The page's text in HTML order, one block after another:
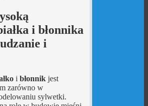
i błonnika
i
i błonnikjest
zarówno w
sylwetki.